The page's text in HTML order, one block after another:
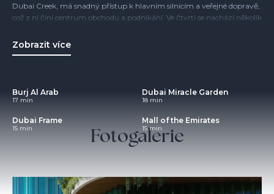
Dubai Creek, má snadný přístup k hlavním silnicím a veřejné dopravě,
což z ní činí centrum obchodu a podnikání. Ve čtvrti se nachází několik
komerčních a obytných nemovitostí.
Zobrazit více
Burj Al Arab
17 min
Dubai Miracle Garden
18 min
Dubai Frame
15 min
Mall of the Emirates
15 min
Fotogalerie